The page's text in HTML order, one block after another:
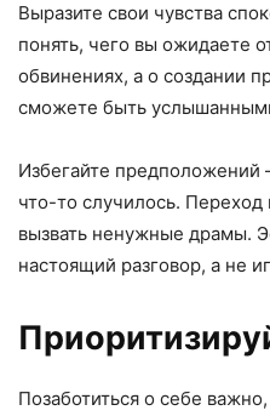
Выразите свои чувства
понять, чего вы ожидаете
обвинениях, а о создании
сможете быть
Избегайте
что-то случилось.
вызвать ненужные драмы.
настоящий разговор, а не
Позаботиться о себе